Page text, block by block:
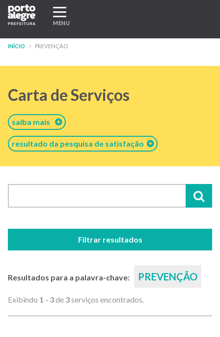
Pular
para
conteúdo
Expandir/recolher
navegação
MENU
INÍCIO PREVENÇÃO
Carta de Serviços
saiba mais
resultado da pesquisa de satisfação
Filtrar resultados
Resultados para a palavra-chave: PREVENÇÃO
Exibindo 1 - 3de 3serviços encontrados.